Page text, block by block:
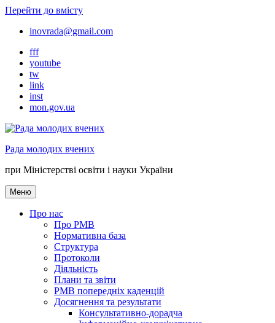
Перейти до вмісту
inovrada@gmail.com
fff
youtube
tw
link
inst
mon.gov.ua
Рада молодих вчених
при Міністерстві освіти і науки України
Меню
Про нас
Про РМВ
Нормативна база
Cтруктура
Протоколи
Діяльність
Плани та звіти
РМВ попередніх каденцій
Досягнення та результати
Консультативно-дорадча